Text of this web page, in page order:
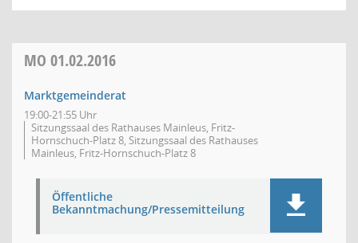
MO 01.02.2016
Marktgemeinderat
19:00-21:55 Uhr
Sitzungssaal des Rathauses Mainleus, Fritz-
Hornschuch-Platz 8, Sitzungssaal des Rathauses
Mainleus, Fritz-Hornschuch-Platz 8
Öffentliche
Bekanntmachung/Pressemitteilung